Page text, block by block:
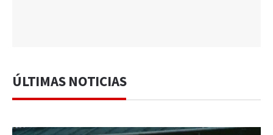
ÚLTIMAS NOTICIAS